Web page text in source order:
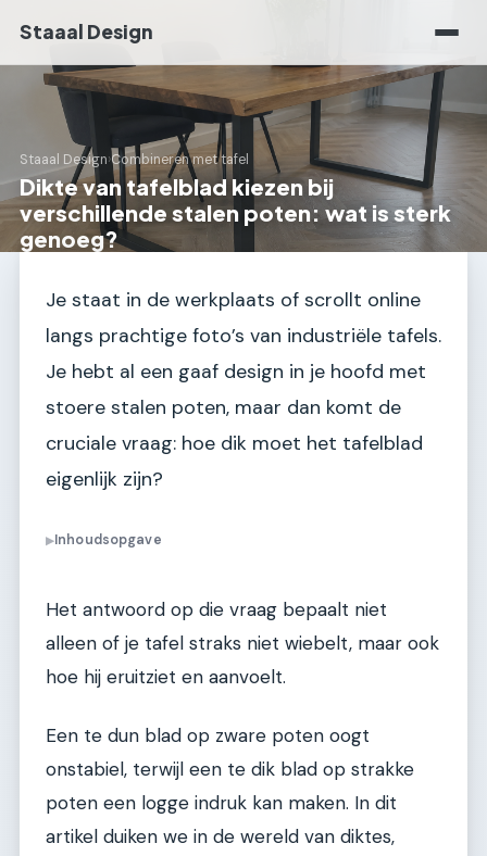
Staaal Design
Staaal Design›Combineren met tafel
Dikte van tafelblad kiezen bij
verschillende stalen poten: wat is sterk
genoeg?
Je staat in de werkplaats of scrollt online
langs prachtige foto’s van industriële tafels.
Je hebt al een gaaf design in je hoofd met
stoere stalen poten, maar dan komt de
cruciale vraag: hoe dik moet het tafelblad
eigenlijk zijn?
▶Inhoudsopgave
Het antwoord op die vraag bepaalt niet
alleen of je tafel straks niet wiebelt, maar ook
hoe hij eruitziet en aanvoelt.
Een te dun blad op zware poten oogt
onstabiel, terwijl een te dik blad op strakke
poten een logge indruk kan maken. In dit
artikel duiken we in de wereld van diktes,